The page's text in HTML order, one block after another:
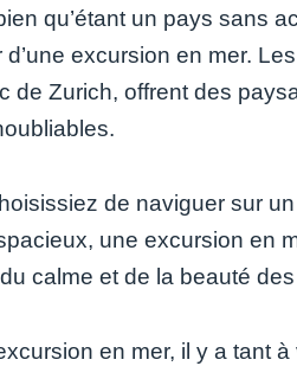
qu’étant un pays sans
d’une excursion en mer.
de Zurich, offrent des
de naviguer sur
une excursion en
calme et de la beauté
en mer, il y a tant